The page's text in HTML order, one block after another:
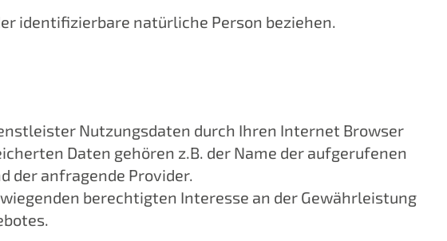
identifizierbare natürliche Person beziehen.
Nutzungsdaten durch Ihren Internet Browser
Daten gehören z.B. der Name der aufgerufenen
der anfragende Provider.
berechtigten Interesse an der Gewährleistung